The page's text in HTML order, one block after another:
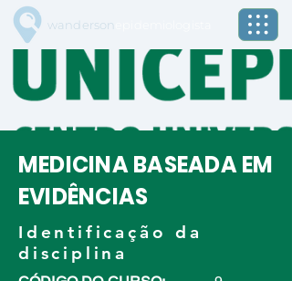
wanderson
MEDICINA BASEADA EM
EVIDÊNCIAS
Identificação da
disciplina